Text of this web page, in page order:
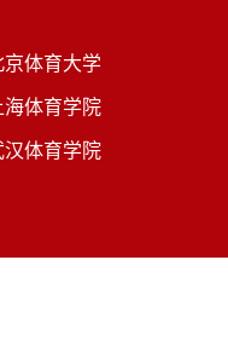
京体育大学
海体育学院
汉体育学院